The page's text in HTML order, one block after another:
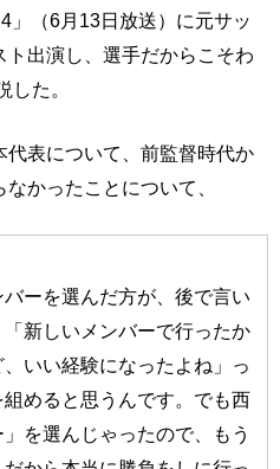
」（6月13日放送）に元サッ
出演し、選手だからこそわ
た。
表について、前監督時代か
かったことについて、
バーを選んだ方が、後で言い
新しいメンバーで行ったか
いい経験になったよね」っ
めると思うんです。でも西
を選んじゃったので、もう